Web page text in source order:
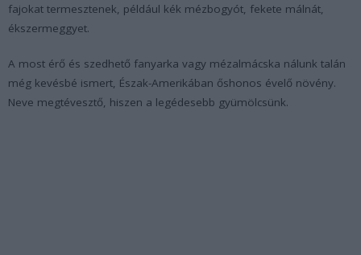
fajokat termesztenek, például kék mézbogyót, fekete málnát,
ékszermeggyet.
A most érő és szedhető fanyarka vagy mézalmácska nálunk talán
még kevésbé ismert, Észak-Amerikában őshonos évelő növény.
Neve megtévesztő, hiszen a legédesebb gyümölcsünk.